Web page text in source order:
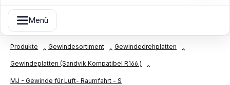
Menü
Produkte Gewindesortiment Gewindedrehplatten
Gewindeplatten (Sandvik Kompatibel R166.)
MJ - Gewinde für Luft- Raumfahrt - S